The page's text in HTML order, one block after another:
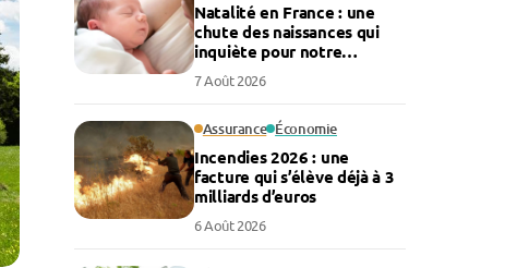
Natalité en France : une
chute des naissances qui
inquiète pour notre
économie
7 Août 2026
Assurance Économie
Incendies 2026 : une
facture qui s’élève déjà à 3
milliards d’euros
6 Août 2026